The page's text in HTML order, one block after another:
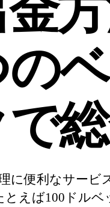
に便利なサービ
とえば100ドル